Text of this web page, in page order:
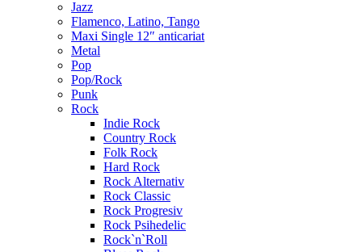
Jazz
Flamenco, Latino, Tango
Maxi Single 12″ anticariat
Metal
Pop
Pop/Rock
Punk
Rock
Indie Rock
Country Rock
Folk Rock
Hard Rock
Rock Alternativ
Rock Classic
Rock Progresiv
Rock Psihedelic
Rock`n`Roll